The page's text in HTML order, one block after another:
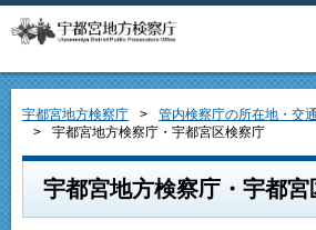
宇都宮地方検察庁
管内検察庁の所在地・交
宇都宮地方検察庁・宇都宮区検察庁
宇都宮地方検察庁・宇都宮